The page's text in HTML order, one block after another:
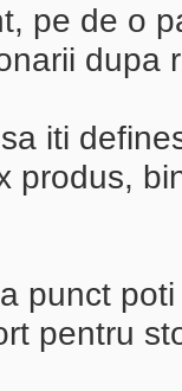
pe de o
dupa
iti
produs,
punct
pentru